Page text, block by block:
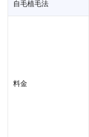
自毛植毛法
料金